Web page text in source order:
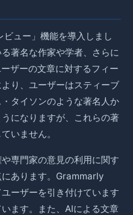
ュー」機能を導入しまし
著名な作家や学者、さらに
ザーの文章に対するフィー
り、ユーザーはスティーブ
タイソンのような著名人か
になりますが、これらの著
いません。
専門家の意見の利用に関す
あります。Grammarly
ーザーを引き付けています
ます。また、AIによる文章